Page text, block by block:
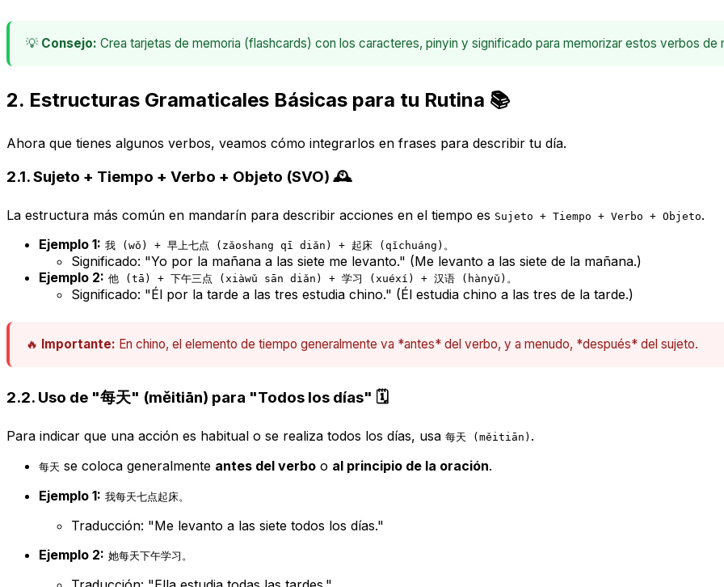
💡 Consejo: Crea tarjetas de memoria (flashcards) con los caracteres, pinyin y significado para memorizar estos verbos
2. Estructuras Gramaticales Básicas para tu Rutina 📚
Ahora que tienes algunos verbos, veamos cómo integrarlos en frases para describir tu día.
2.1. Sujeto + Tiempo + Verbo + Objeto (SVO) 🕰️
La estructura más común en mandarín para describir acciones en el tiempo es Sujeto + Tiempo + Verbo + Objeto.
Ejemplo 1: 我 (wǒ) + 早上七点 (zǎoshang qī diǎn) + 起床 (qǐchuáng)。
Significado: "Yo por la mañana a las siete me levanto." (Me levanto a las siete de la mañana.)
Ejemplo 2: 他 (tā) + 下午三点 (xiàwǔ sān diǎn) + 学习 (xuéxí) + 汉语 (hànyǔ)。
Significado: "Él por la tarde a las tres estudia chino." (Él estudia chino a las tres de la tarde.)
🔥 Importante: En chino, el elemento de tiempo generalmente va *antes* del verbo, y a menudo, *después* del sujeto.
2.2. Uso de "每天" (měitiān) para "Todos los días" 🗓️
Para indicar que una acción es habitual o se realiza todos los días, usa 每天 (měitiān) .
每天 se coloca generalmente antes del verbo o al principio de la oración.
Ejemplo 1: 我每天七点起床。
Traducción: "Me levanto a las siete todos los días."
Ejemplo 2: 她每天下午学习。